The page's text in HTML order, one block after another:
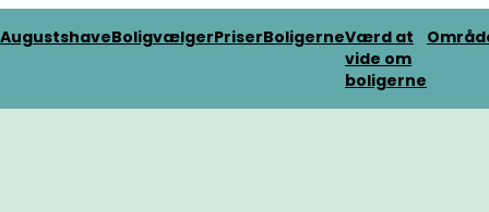
AugustshaveBoligvælgerPriserBoligerneVærd at
vide om
boligerne